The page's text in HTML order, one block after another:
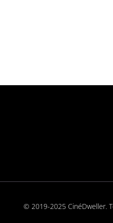
© 2019-2025 CinéDweller.